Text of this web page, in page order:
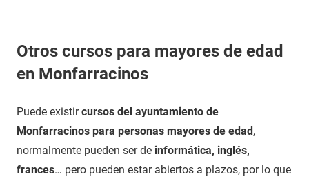
Otros cursos para mayores de edad
en Monfarracinos
Puede existircursos del ayuntamiento de
Monfarracinos para personas mayores de edad,
normalmente pueden ser de informática, inglés,
frances… pero pueden estar abiertos a plazos, por lo que